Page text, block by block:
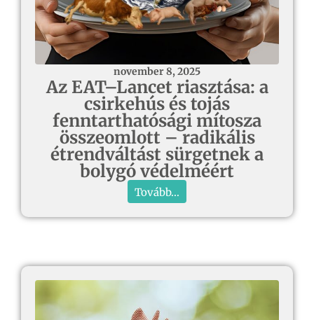
november 8, 2025
Az EAT–Lancet riasztása: a
csirkehús és tojás
fenntarthatósági mítosza
összeomlott – radikális
étrendváltást sürgetnek a
bolygó védelméért
Tovább...